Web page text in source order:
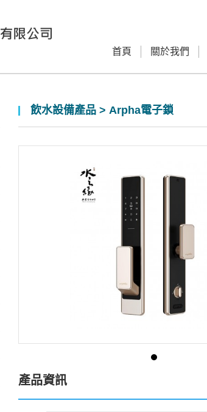
首頁 關於我們
飲水設備產品 > Arpha電子鎖
產品資訊